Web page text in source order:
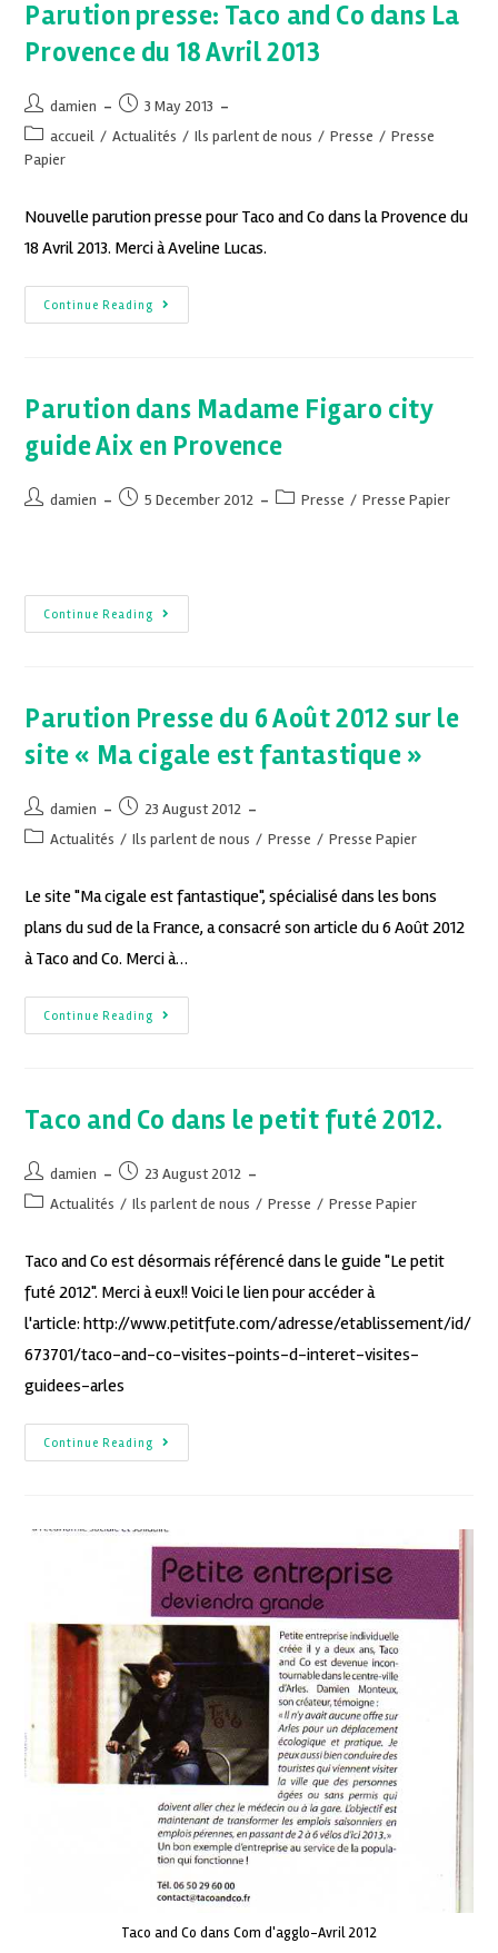
Parution presse: Taco and Co dans La
Provence du 18 Avril 2013
damien
3 May 2013
accueil / Actualités / Ils parlent de nous / Presse / Presse
Papier
Nouvelle parution presse pour Taco and Co dans la Provence du
18 Avril 2013. Merci à Aveline Lucas.
Continue Reading
Parution dans Madame Figaro city
guide Aix en Provence
damien 5 December 2012 Presse / Presse Papier
Continue Reading
Parution Presse du 6 Août 2012 sur le
site « Ma cigale est fantastique »
damien
23 August 2012
Actualités / Ils parlent de nous / Presse / Presse Papier
Le site "Ma cigale est fantastique", spécialisé dans les bons
plans du sud de la France, a consacré son article du 6 Août 2012
à Taco and Co. Merci à…
Continue Reading
Taco and Co dans le petit futé 2012.
damien
23 August 2012
Actualités / Ils parlent de nous / Presse / Presse Papier
Taco and Co est désormais référencé dans le guide "Le petit
futé 2012". Merci à eux!! Voici le lien pour accéder à
l'article: http://www.petitfute.com/adresse/etablissement/id/
673701/taco-and-co-visites-points-d-interet-visites-
guidees-arles
Continue Reading
Taco and Co dans Com d'agglo-Avril 2012